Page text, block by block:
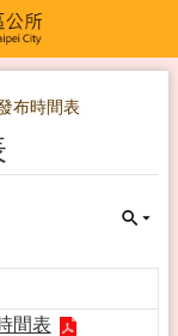
布時間表
間表